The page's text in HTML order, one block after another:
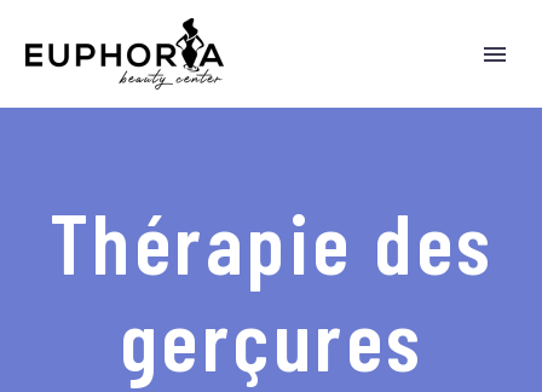
Thérapie des
gerçures